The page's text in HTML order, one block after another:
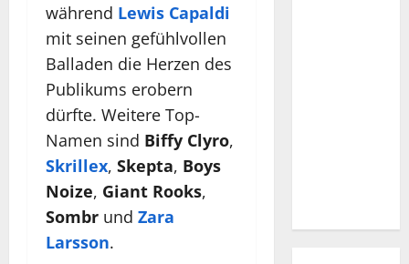
während Lewis Capaldi
mit seinen gefühlvollen
Balladen die Herzen des
Publikums erobern
dürfte. Weitere Top-
Namen sind Biffy Clyro,
Skrillex, Skepta, Boys
Noize, Giant Rooks,
Sombr und Zara
Larsson.